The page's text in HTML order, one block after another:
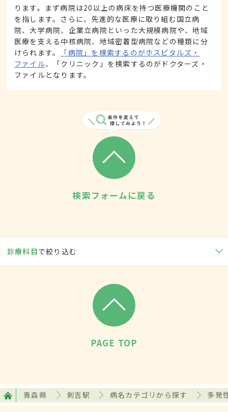
ります。まず病院は20以上の病床を持つ医療機関のこと
を指します。さらに、先進的な医療に取り組む国立病
院、大学病院、企業立病院といった大規模病院や、地域
医療を支える中核病院、地域密着型病院などの種類に分
けられます。
「病院」を検索するのがホスピタルズ・
ファイル、「クリニック」を検索するのがドクターズ・
ファイルとなります。
検索フォームに戻る
診療科目で絞り込む
PAGE TOP
青森県 剣吉駅 病名カテゴリから探す 多発